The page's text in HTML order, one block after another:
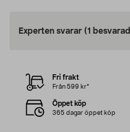
Experten svarar (1
Fri frakt
Från 599 kr*
Öppet köp
365 dagar öppet köp